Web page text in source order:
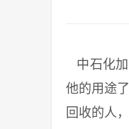
中石化加
他的用途
回收的人